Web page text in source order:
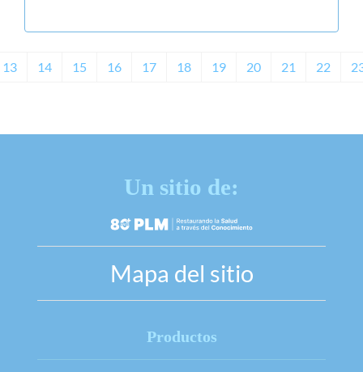
13 14 15 16 17 18 19 20 21 22
Un sitio de:
Mapa del sitio
Productos